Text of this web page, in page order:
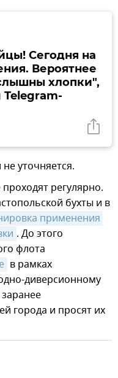
Сегодня на
Вероятнее
хлопки",
Telegram-
уточняется.
регулярно.
бухты и в
применения
. До этого
флота
в рамках
диверсионному
города и просят их